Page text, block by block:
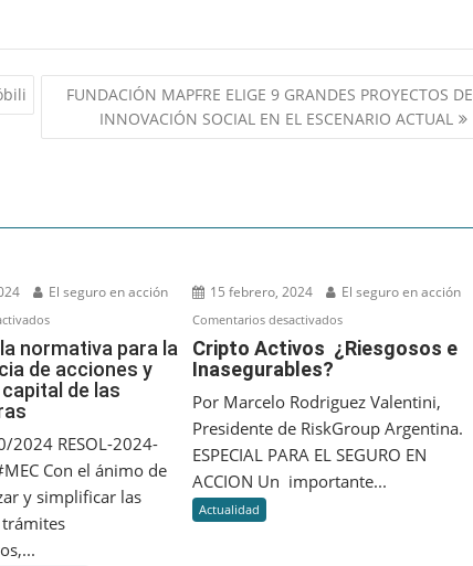
FUNDACIÓN MAPFRE ELIGE 9 GRANDES PROYECTOS DE
INNOVACIÓN SOCIAL EN EL ESCENARIO ACTUAL
El seguro en acción
en
Cambio
en
la
para
la
transferencia
normativa para la
de acciones y
de las
2024 RESOL-2024-
Con el ánimo de
y simplificar las
15 febrero, 2024 El seguro en acción
Comentarios desactivadosen
Cripto
¿Riesgosos
Inasegurables?
Cripto Activos ¿Riesgosos e
Inasegurables?
Por Marcelo Rodriguez Valentini,
Presidente de RiskGroup Argentina.
ESPECIAL PARA EL SEGURO EN
ACCION Un importante...
Actualidad